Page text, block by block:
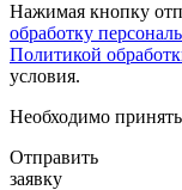
Нажимая кнопку
обработку
Политикой
условия.
Необходимо
Отправить
заявку